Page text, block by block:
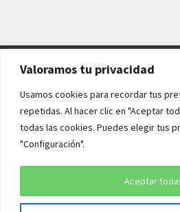
Valoramos tu privacidad
Usamos cookies para recordar tus
repetidas. Al hacer clic en "Aceptar
todas las cookies. Puedes elegir tus
"Configuración".
Aceptar
AVISO LEGAL Y POLÍTICAS
Aviso legal
Política de cookies